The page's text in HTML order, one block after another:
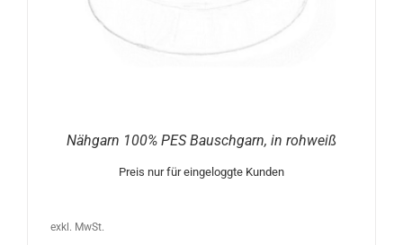
Nähgarn 100% PES Bauschgarn, in rohweiß
Preis nur für eingeloggte Kunden
exkl. MwSt.